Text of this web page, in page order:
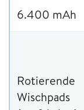
6.400 mAh
Rotierende
Wischpads